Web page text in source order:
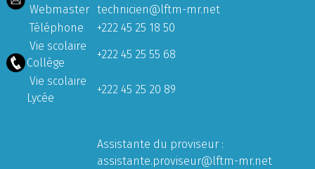
Webmaster technicien@lftm-mr.net
Téléphone
+222 45 25 18 50
Vie scolaire
Collège
+222 45 25 55 68
Vie scolaire
Lycée
+222 45 25 20 89
Assistante du proviseur :
assistante.proviseur@lftm-mr.net